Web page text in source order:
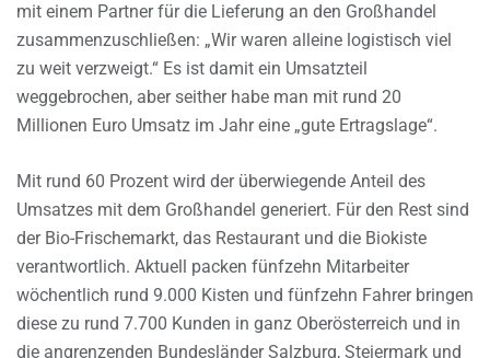
mit einem Partner für die Lieferung an den Großhandel
zusammenzuschließen: „Wir waren alleine logistisch viel
zu weit verzweigt.“ Es ist damit ein Umsatzteil
weggebrochen, aber seither habe man mit rund 20
Millionen Euro Umsatz im Jahr eine „gute Ertragslage“.
Mit rund 60 Prozent wird der überwiegende Anteil des
Umsatzes mit dem Großhandel generiert. Für den Rest sind
der Bio-Frischemarkt, das Restaurant und die Biokiste
verantwortlich. Aktuell packen fünfzehn Mitarbeiter
wöchentlich rund 9.000 Kisten und fünfzehn Fahrer bringen
diese zu rund 7.700 Kunden in ganz Oberösterreich und in
die angrenzenden Bundesländer Salzburg, Steiermark und